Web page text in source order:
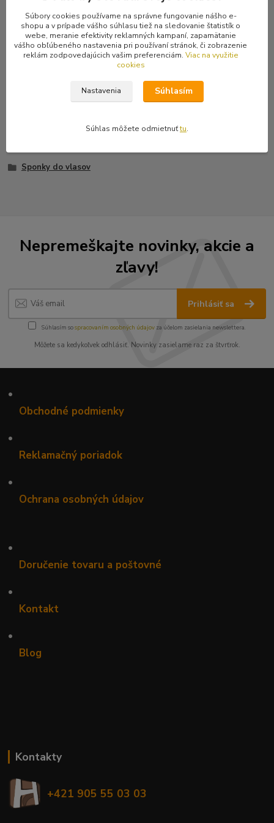
Kompletné špecifikácie
Sponky do vlasov s lastovičkami a nápismi Love a Hate. Konečná
cena je za dva kusy, teda za pár.
Tovar zaradený v kategóriách
Sponky do vlasov
Nepremeškajte novinky, akcie a
zľavy!
Prihlásiť sa
Súhlasím sospracovaním osobných údajov za účelom zasielania newslettera.
Môžete sa kedykoľvek odhlásiť. Novinky zasielame raz za štvrťrok.
•
Obchodné podmienky
•
Reklamačný poriadok
•
Ochrana osobných údajov
•
Doručenie tovaru a poštovné
•
Kontakt
•
Blog
Kontakty
+421 905 55 03 03
Súbory cookies používame na správne fungovanie nášho e-
shopu a v prípade vášho súhlasu tiež na sledovanie štatistík o
webe, meranie efektivity reklamných kampaní, zapamätanie
vášho obľúbeného nastavenia pri používaní stránok, či zobrazenie
reklám zodpovedajúcich vašim preferenciám. Viac na využitie
cookies
Nastavenia Súhlasím
Súhlas môžete odmietnuťtu.